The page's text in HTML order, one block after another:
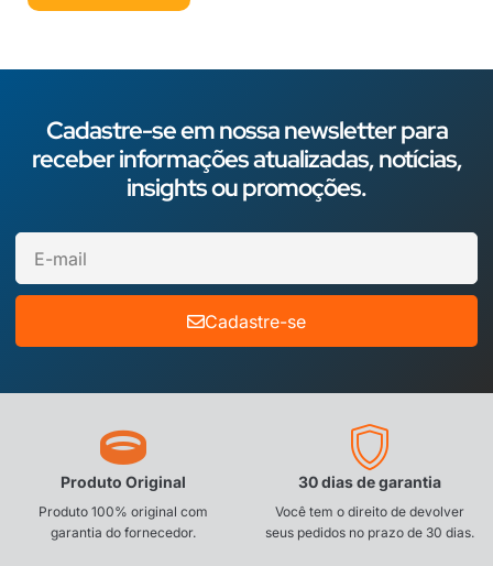
Cadastre-se em nossa newsletter para
receber informações atualizadas, notícias,
insights ou promoções.
Cadastre-se
Produto Original
Produto 100% original com
garantia do fornecedor.
30 dias de garantia
Você tem o direito de devolver
seus pedidos no prazo de 30 dias.